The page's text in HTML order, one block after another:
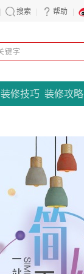
搜索 帮助
装修技巧 装修攻略